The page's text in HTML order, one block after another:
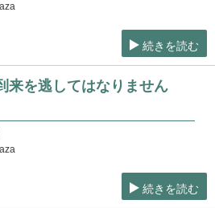
続きを読む
来を逃してはなりません
続きを読む